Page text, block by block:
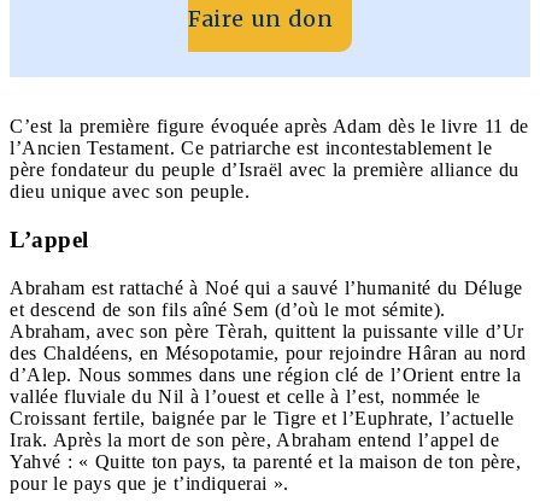
Faire un don
C’est la première figure évoquée après Adam dès le livre 11 de
l’Ancien Testament. Ce patriarche est incontestablement le
père fondateur du peuple d’Israël avec la première alliance du
dieu unique avec son peuple.
L’appel
Abraham est rattaché à Noé qui a sauvé l’humanité du Déluge
et descend de son fils aîné Sem (d’où le mot sémite).
Abraham, avec son père Tèrah, quittent la puissante ville d’Ur
des Chaldéens, en Mésopotamie, pour rejoindre Hâran au nord
d’Alep. Nous sommes dans une région clé de l’Orient entre la
vallée fluviale du Nil à l’ouest et celle à l’est, nommée le
Croissant fertile, baignée par le Tigre et l’Euphrate, l’actuelle
Irak. Après la mort de son père, Abraham entend l’appel de
Yahvé : « Quitte ton pays, ta parenté et la maison de ton père,
pour le pays que je t’indiquerai ».